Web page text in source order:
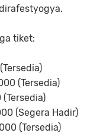
tiket:
(Tersedia)
(Segera Hadir)
(Tersedia)